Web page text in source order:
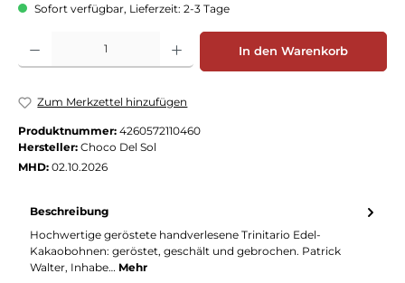
Sofort verfügbar, Lieferzeit: 2-3 Tage
Produkt Anzahl: Gib den gewünschten Wert ein oder benutze die
In den Warenkorb
Zum Merkzettel hinzufügen
Produktnummer: 4260572110460
Hersteller: Choco Del Sol
MHD: 02.10.2026
Beschreibung
Hochwertige geröstete handverlesene Trinitario Edel-
Kakaobohnen: geröstet, geschält und gebrochen. Patrick
Walter, Inhabe… Mehr